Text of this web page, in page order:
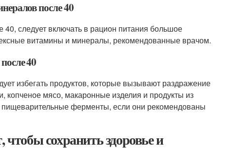
после 40
следует включать в рацион питания большое
витамины и минералы, рекомендованные врачом.
40
избегать продуктов, которые вызывают раздражение
копченое мясо, макаронные изделия и продукты из
пищеварительные ферменты, если они рекомендованы
сохранить здоровье и